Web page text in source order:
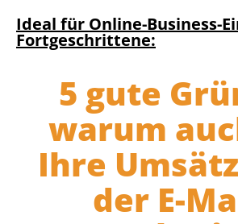
Ideal für Online-Business-
Fortgeschrittene:
5 gute
warum
Ihre
der E-